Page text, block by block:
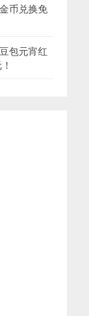
币兑换免
包元宵红